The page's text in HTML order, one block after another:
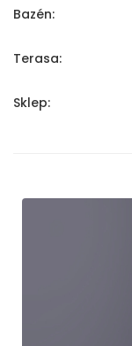
Bazén:
Terasa:
Sklep: